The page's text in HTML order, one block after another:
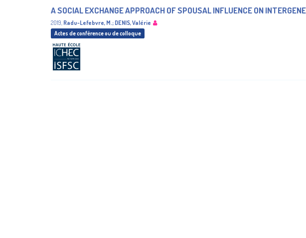
A SOCIAL EXCHANGE APPROACH OF SPOUSAL INFLUENCE ON
2019, Radu-Lefebvre, M.; DENIS, Valérie
Actes de conférence ou de colloque